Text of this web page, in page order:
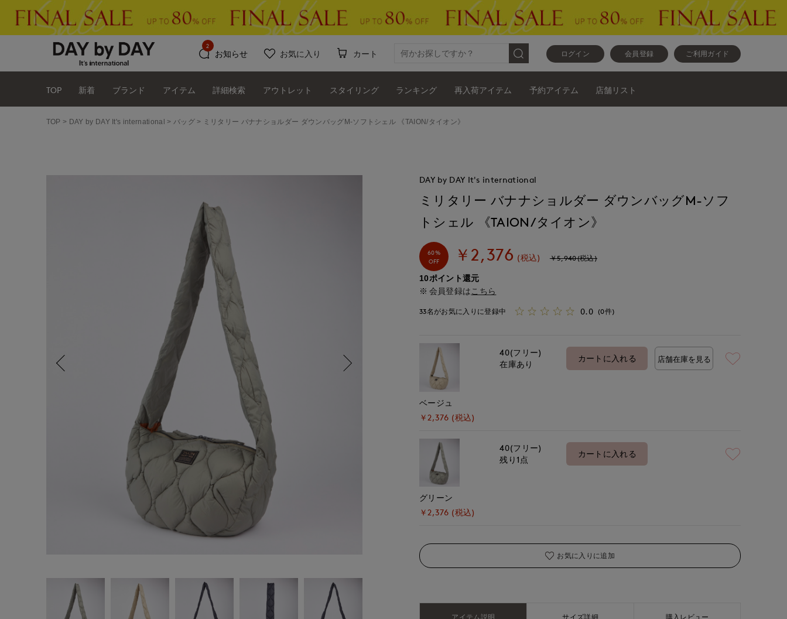
ログイン 会員登録 ご利用ガイド
お知らせ
2
お気に入り カート
TOP 新着 ブランド アイテム 詳細検索 アウトレット スタイリング ランキング 再入荷アイテム 予約アイテム 店舗リスト
TOP DAY by DAY It's international バッグ ミリタリー バナナショルダー ダウンバッグM-ソフトシェル 《TAION/タイオン》
DAY by DAY It's international
ミリタリー バナナショルダー ダウンバッグM-ソフ
トシェル 《TAION/タイオン》
60%
OFF
￥2,376 (税込) ￥5,940(税込)
10ポイント還元
会員登録は こちら
33名がお気に入りに登録中 0.0 (0件)
ベージュ
￥2,376 (税込)
40(フリー)
在庫あり
カートに入れる 店舗在庫を見る
グリーン
￥2,376 (税込)
40(フリー)
残り1点
カートに入れる
お気に入りに追加
アイテム説明 サイズ詳細 購入レビュー